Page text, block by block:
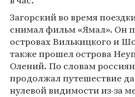
Загорский во время
снимал фильм «Ямал». Он
островах Вилькицкого и
также прошел острова
Олений. По словам
продолжал путешествие
нулевой видимости из-за